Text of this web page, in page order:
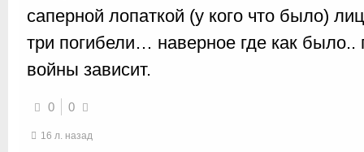
саперной лопаткой (у кого что было)
три погибели… наверное где как было..
войны зависит.
0 0
16 л. назад